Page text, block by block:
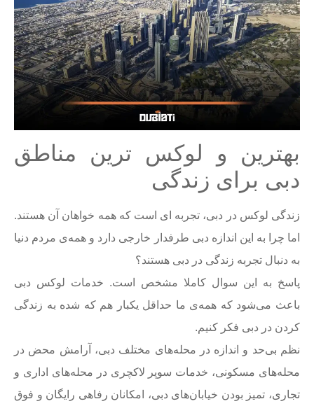
بهترین و لوکس ترین مناطق
دبی برای زندگی
زندگی لوکس در دبی، تجربه ای است که همه خواهان آن هستند.
اما چرا به این اندازه دبی طرفدار خارجی دارد و همه‌ی مردم دنیا
به دنبال تجربه زندگی در دبی هستند؟
پاسخ به این سوال کاملا مشخص است. خدمات لوکس دبی
باعث می‌شود که همه‌ی ما حداقل یکبار هم که شده به زندگی
کردن در دبی فکر کنیم.
نظم بی‌حد و اندازه در محله‌های مختلف دبی، آرامش محض در
محله‌های مسکونی، خدمات سوپر لاکچری در محله‌های اداری و
تجاری، تمیز بودن خیابان‌های دبی، امکانان رفاهی رایگان و فوق